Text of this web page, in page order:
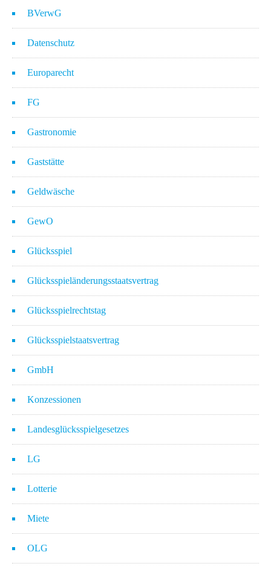
BVerwG
Datenschutz
Europarecht
FG
Gastronomie
Gaststätte
Geldwäsche
GewO
Glücksspiel
Glücksspieländerungsstaatsvertrag
Glücksspielrechtstag
Glücksspielstaatsvertrag
GmbH
Konzessionen
Landesglücksspielgesetzes
LG
Lotterie
Miete
OLG